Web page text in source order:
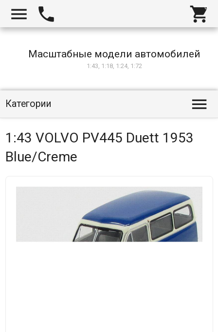
  
Масштабные модели автомобилей
1:43, 1:18, 1:24, 1:72
Категории 
1:43 VOLVO PV445 Duett 1953
Blue/Creme